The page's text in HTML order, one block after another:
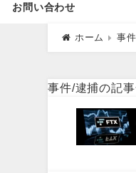
お問い合わせ
ホーム 事
事件/逮捕の記